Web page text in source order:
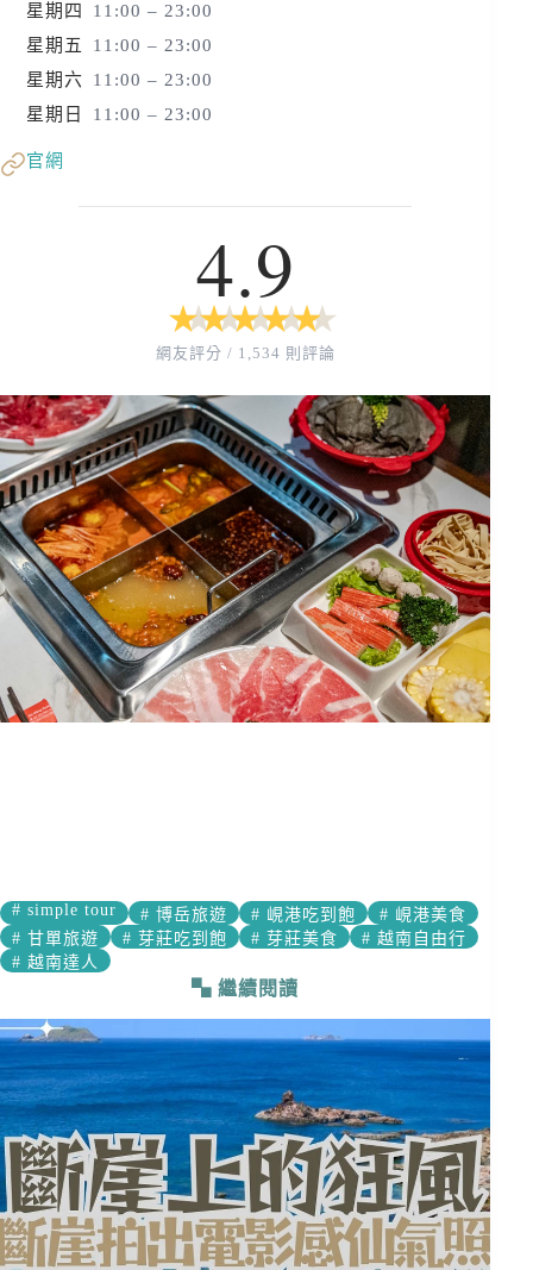
星期四
11:00 – 23:00
星期五
11:00 – 23:00
星期六
11:00 – 23:00
星期日
11:00 – 23:00
官網
4.9
★
★ ★
★ ★
★ ★
★ ★
★
網友評分 / 1,534 則評論
# simple tour # 博岳旅遊 # 峴港吃到飽 # 峴港美食
# 甘單旅遊 # 芽莊吃到飽 # 芽莊美食 # 越南自由行
# 越南達人
繼續閱讀